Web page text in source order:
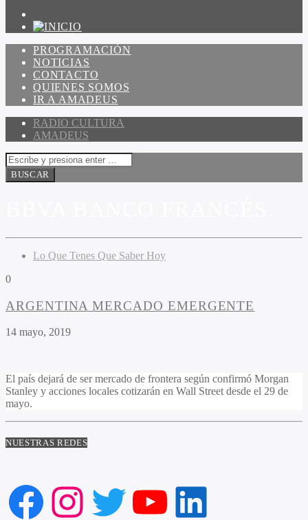
PROGRAMACIÓN
NOTICIAS
CONTACTO
QUIENES SOMOS
IR A AMADEUS
RADIO CULTURA
AMADEUS
Lo Que Tenes Que Saber Hoy
0
ARGENTINA MERCADO EMERGENTE
14 mayo, 2019
El país dejará de ser mercado de frontera según confirmó Morgan
Stanley y acciones locales cotizarán en Wall Street desde el 29 de
mayo.
NUESTRAS REDES
Facebook
Instagram
Twitter
YouTube
LinkedIn